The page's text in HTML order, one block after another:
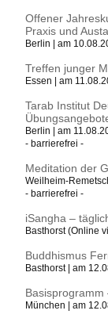
Offener
Praxis und
Berlin | am
Treffen junger
Essen | am
Tarab Institut
Berlin | am
- barrierefrei -
Meditation der
Weilheim-
- barrierefrei -
iSangha –
Basthorst (Online
Buddhismus
Basthorst | am
Basisprogramm
München | am